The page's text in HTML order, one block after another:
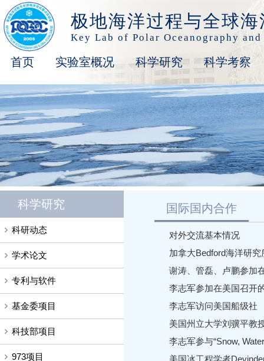
极地海洋过程与全球
Key Lab of Polar Oceanography
首页 实验室概况 科学研究 科学考察
科学研究
科研动态
学术论文
专利与软件
基金委项目
科技部项目
973项目
国际国内合作
对外交流基本情况
加拿大Bedford海洋研
谢涛、管磊、卢鹏参加
李志军参加在美国召开
李志军访问美国船级社
美国州立大学刘骥平教
李志军参与“Snow,
美国冰工程学者